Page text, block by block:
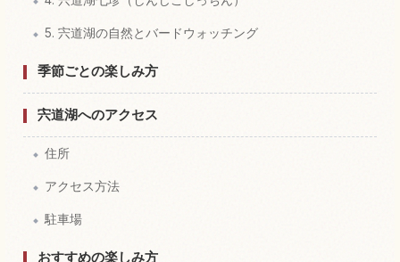
5. 宍道湖の自然とバードウォッチング
季節ごとの楽しみ方
宍道湖へのアクセス
住所
アクセス方法
駐車場
おすすめの楽しみ方